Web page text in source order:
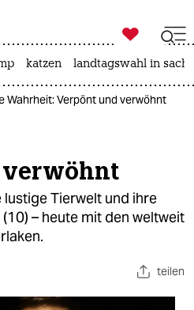
ich
ich

taz zahl ich
katzen landtagswahl in
Wahrheit: Verpönt und verwöhnt
Tierwelt und ihre
– heute mit den weltweit
teilen